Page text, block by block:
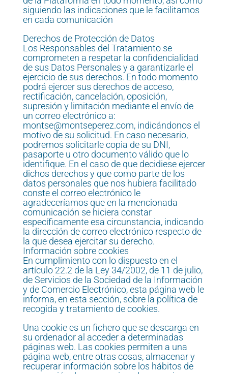
siguiendo las indicaciones que le facilitamos
en cada comunicación
Derechos de Protección de Datos
Los Responsables del Tratamiento se
comprometen a respetar la confidencialidad
de sus Datos Personales y a garantizarle el
ejercicio de sus derechos. En todo momento
podrá ejercer sus derechos de acceso,
rectificación, cancelación, oposición,
supresión y limitación mediante el envío de
un correo electrónico a:
montse@montseperez.com, indicándonos el
motivo de su solicitud. En caso necesario,
podremos solicitarle copia de su DNI,
pasaporte u otro documento válido que lo
identifique. En el caso de que decidiese ejercer
dichos derechos y que como parte de los
datos personales que nos hubiera facilitado
conste el correo electrónico le
agradeceríamos que en la mencionada
comunicación se hiciera constar
específicamente esa circunstancia, indicando
la dirección de correo electrónico respecto de
la que desea ejercitar su derecho.
Información sobre cookies
En cumplimiento con lo dispuesto en el
artículo 22.2 de la Ley 34/2002, de 11 de julio,
de Servicios de la Sociedad de la Información
y de Comercio Electrónico, esta página web le
informa, en esta sección, sobre la política de
recogida y tratamiento de cookies.
Una cookie es un fichero que se descarga en
su ordenador al acceder a determinadas
páginas web. Las cookies permiten a una
página web, entre otras cosas, almacenar y
recuperar información sobre los hábitos de